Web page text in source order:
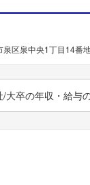
泉区泉中央1丁目14番
大卒の年収・給与